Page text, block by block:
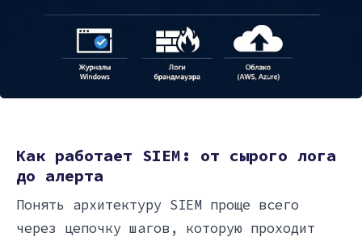
Как работает SIEM: от сырого лога
до алерта
Понять архитектуру SIEM проще всего
через цепочку шагов, которую проходит